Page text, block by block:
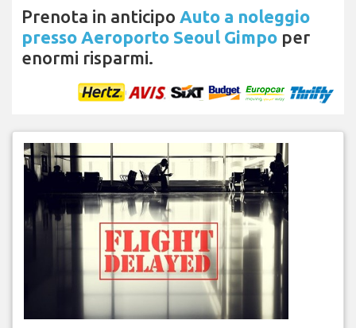
Prenota in anticipo Auto a noleggio
presso Aeroporto Seoul Gimpo per
enormi risparmi.